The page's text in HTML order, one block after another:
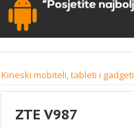
Kineski mobiteli, tableti i gadgeti
ZTE V987